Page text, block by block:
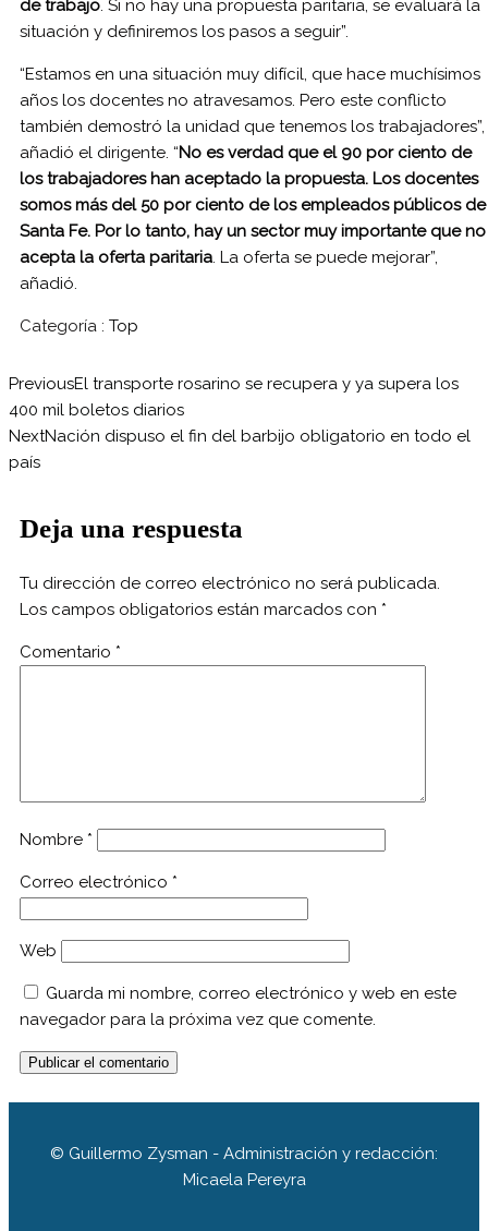
de trabajo. Si no hay una propuesta paritaria, se evaluará la
situación y definiremos los pasos a seguir”.
“Estamos en una situación muy difícil, que hace muchísimos
años los docentes no atravesamos. Pero este conflicto
también demostró la unidad que tenemos los trabajadores”,
añadió el dirigente. “No es verdad que el 90 por ciento de
los trabajadores han aceptado la propuesta. Los docentes
somos más del 50 por ciento de los empleados públicos de
Santa Fe. Por lo tanto, hay un sector muy importante que no
acepta la oferta paritaria. La oferta se puede mejorar”,
añadió.
Categoría : Top
PreviousEl transporte rosarino se recupera y ya supera los
400 mil boletos diarios
NextNación dispuso el fin del barbijo obligatorio en todo el
país
Deja una respuesta
Tu dirección de correo electrónico no será publicada.
Los campos obligatorios están marcados con *
Comentario *
Nombre *
Correo electrónico *
Web
Guarda mi nombre, correo electrónico y web en este
navegador para la próxima vez que comente.
© Guillermo Zysman - Administración y redacción:
Micaela Pereyra